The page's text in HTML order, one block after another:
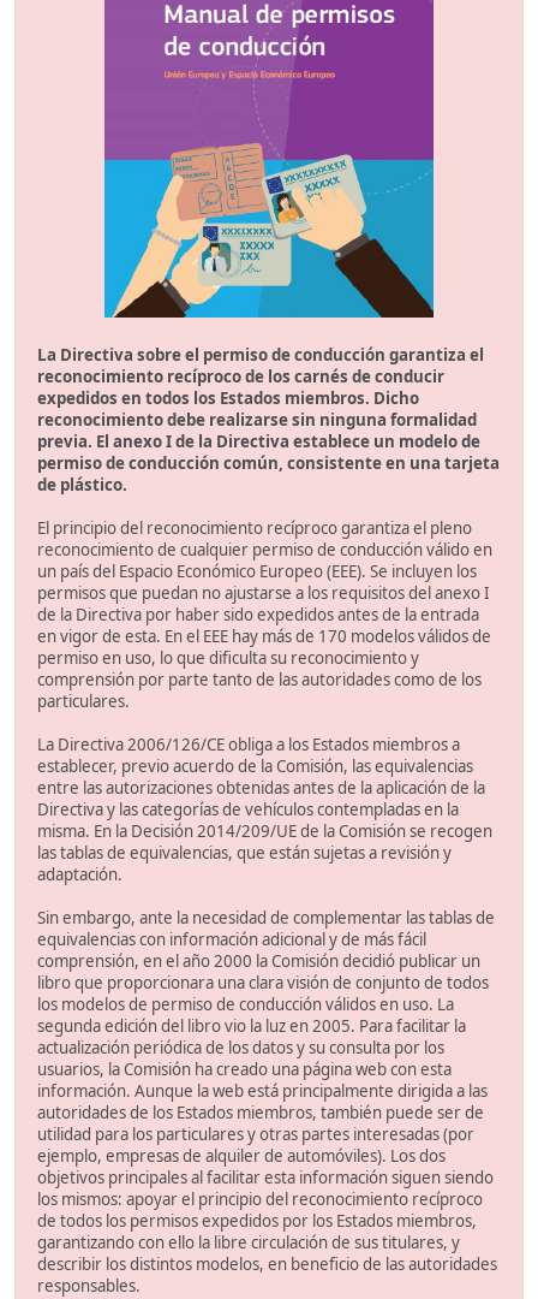
La Directiva sobre el permiso de conducción garantiza el
reconocimiento recíproco de los carnés de conducir
expedidos en todos los Estados miembros. Dicho
reconocimiento debe realizarse sin ninguna formalidad
previa. El anexo I de la Directiva establece un modelo de
permiso de conducción común, consistente en una tarjeta
de plástico.
El principio del reconocimiento recíproco garantiza el pleno
reconocimiento de cualquier permiso de conducción válido en
un país del Espacio Económico Europeo (EEE). Se incluyen los
permisos que puedan no ajustarse a los requisitos del anexo I
de la Directiva por haber sido expedidos antes de la entrada
en vigor de esta. En el EEE hay más de 170 modelos válidos de
permiso en uso, lo que dificulta su reconocimiento y
comprensión por parte tanto de las autoridades como de los
particulares.
La Directiva 2006/126/CE obliga a los Estados miembros a
establecer, previo acuerdo de la Comisión, las equivalencias
entre las autorizaciones obtenidas antes de la aplicación de la
Directiva y las categorías de vehículos contempladas en la
misma. En la Decisión 2014/209/UE de la Comisión se recogen
las tablas de equivalencias, que están sujetas a revisión y
adaptación.
Sin embargo, ante la necesidad de complementar las tablas de
equivalencias con información adicional y de más fácil
comprensión, en el año 2000 la Comisión decidió publicar un
libro que proporcionara una clara visión de conjunto de todos
los modelos de permiso de conducción válidos en uso. La
segunda edición del libro vio la luz en 2005. Para facilitar la
actualización periódica de los datos y su consulta por los
usuarios, la Comisión ha creado una página web con esta
información. Aunque la web está principalmente dirigida a las
autoridades de los Estados miembros, también puede ser de
utilidad para los particulares y otras partes interesadas (por
ejemplo, empresas de alquiler de automóviles). Los dos
objetivos principales al facilitar esta información siguen siendo
los mismos: apoyar el principio del reconocimiento recíproco
de todos los permisos expedidos por los Estados miembros,
garantizando con ello la libre circulación de sus titulares, y
describir los distintos modelos, en beneficio de las autoridades
responsables.